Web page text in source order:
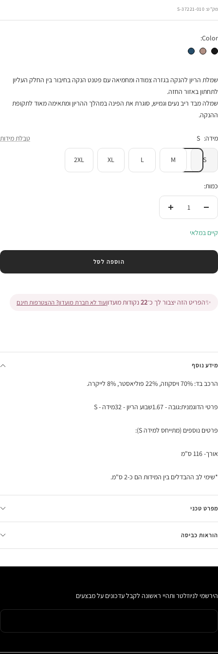
בהנחה
מק"ט: 37221-010-S
Color:
שמלת הנקה רוזי שחורהשמלת הנקה רוזי מוקהשמלת הנקה רוזי כחולה
שמלת הריון להנקה בגזרה צמודה ומחמיאה עם פטנט הנקה בחיבור בין החלק העליון
לתחתון באזור החזה.
שמלה מבד ריב נעים וגמיש, סוגרת את הפינה במהלך ההריון ומתאימה מאוד לתקופת
ההנקה.
מידה: S טבלת מידות
S
M
L
XL
2XL
כמות:
העלי
קיים במלאי
הוספה לסל
✨הפריט הזה יצבור לך כ־22נקודות מועדוןעוד לא חברת מועדון? ההצטרפות חינם
מידע נוסף
הרכב בד: 70% ויסקוזה, 22% פוליאסטר, 8% לייקרה.
פרטי הדוגמנית:גובה - 1.67שבוע הריון - 32מידה - S
פרטים נוספים (מתייחס למידה S):
אורך- 116 ס"מ
*שימי לב ההבדלים בין המידות הם כ-2 ס"מ.
מפרט טכני
הוראות כביסה
הירשמי לניוזלטר ותהיי ראשונה לקבל עדכונים על מבצעים